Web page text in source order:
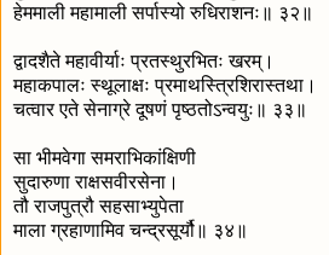
हेममाली महामाली सर्पास्यो रुधिराशनः॥ ३२॥
द्वादशैते महावीर्याः प्रतस्थुरभितः खरम्।
महाकपालः स्थूलाक्षः प्रमाथस्त्रिशिरास्तथा।
चत्वार एते सेनाग्रे दूषणं पृष्ठतोऽन्वयुः॥ ३३॥
सा भीमवेगा समराभिकांक्षिणी
सुदारुणा राक्षसवीरसेना।
तौ राजपुत्रौ सहसाभ्युपेता
माला ग्रहाणामिव चन्द्रसूर्यौ॥ ३४॥